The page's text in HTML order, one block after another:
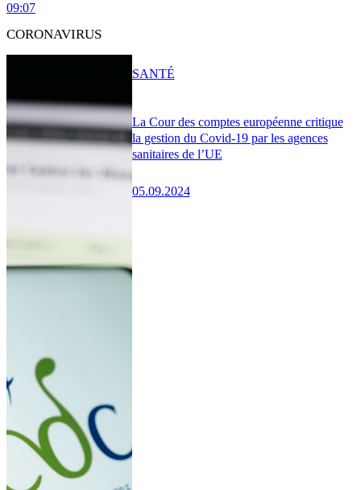
09:07
CORONAVIRUS
La Cour des comptes européenne critique
la gestion du Covid-19 par les agences
sanitaires de l’UE
05.09.2024
SANTÉ